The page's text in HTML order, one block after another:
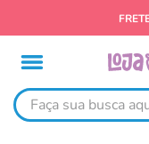
Faça sua busca aqui